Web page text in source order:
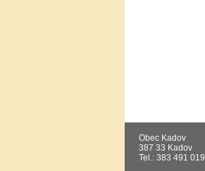
Obec Kadov
387 33 Kadov
Tel.: 383 491 019